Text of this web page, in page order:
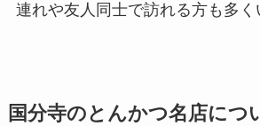
連れや友人同士で訪れる方も多く
国分寺のとんかつ名店につ